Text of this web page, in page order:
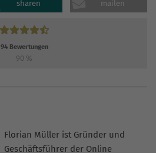
sharen mailen
94Bewertungen
90 %
Florian Müller ist Gründer und
Geschäftsführer der Online